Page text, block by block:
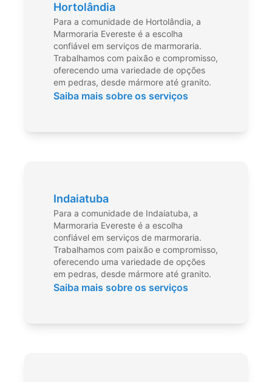
Hortolândia
Para a comunidade de Hortolândia, a
Marmoraria Evereste é a escolha
confiável em serviços de marmoraria.
Trabalhamos com paixão e compromisso,
oferecendo uma variedade de opções
em pedras, desde mármore até granito.
Saiba mais sobre os serviços
Indaiatuba
Para a comunidade de Indaiatuba, a
Marmoraria Evereste é a escolha
confiável em serviços de marmoraria.
Trabalhamos com paixão e compromisso,
oferecendo uma variedade de opções
em pedras, desde mármore até granito.
Saiba mais sobre os serviços